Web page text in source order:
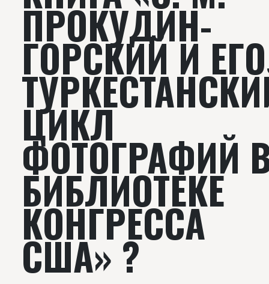
ПРОКУДИН-
ГОРСКИЙ И ЕГО
ЦИКЛ
ФОТОГРАФИЙ
БИБЛИОТЕКЕ
КОНГРЕССА
США» ?